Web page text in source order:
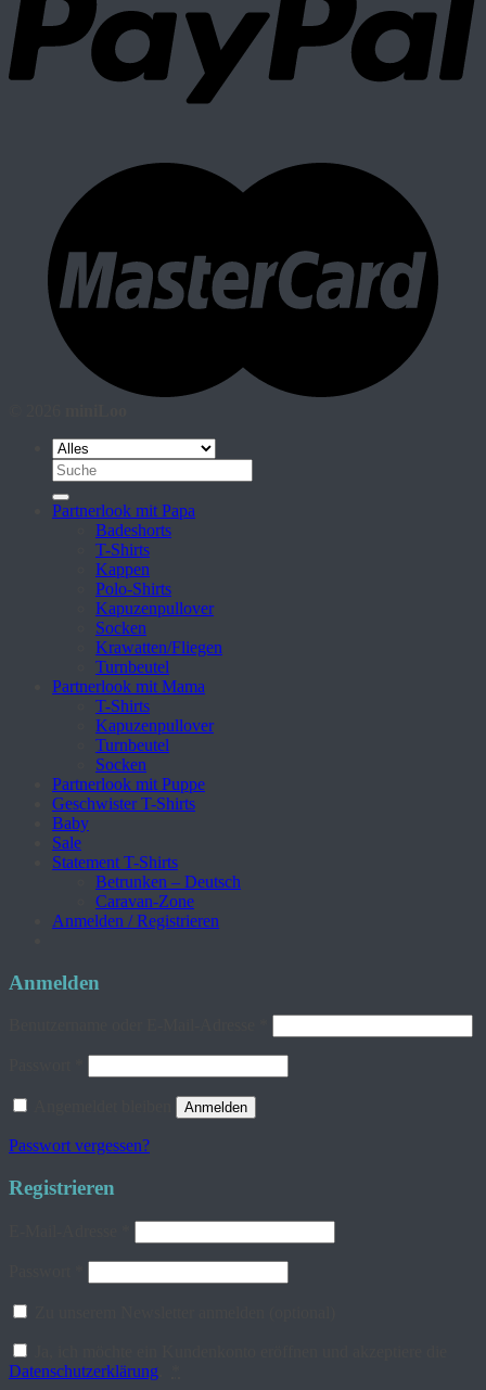
Suche
nach:
Partnerlook mit Papa
Badeshorts
T-Shirts
Kappen
Polo-Shirts
Kapuzenpullover
Socken
Krawatten/Fliegen
Turnbeutel
Partnerlook mit Mama
T-Shirts
Kapuzenpullover
Turnbeutel
Socken
Partnerlook mit Puppe
Geschwister T-Shirts
Baby
Sale
Statement T-Shirts
Betrunken – Deutsch
Caravan-Zone
Anmelden / Registrieren
Anmelden
Anmelden
Passwort vergessen?
Registrieren
Datenschutzerklärung